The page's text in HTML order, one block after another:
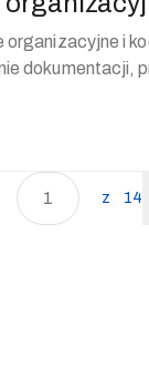
dokumentacji,
z 14